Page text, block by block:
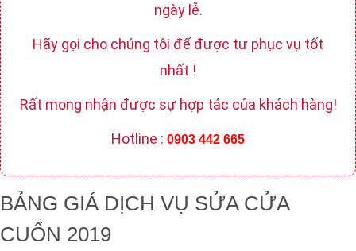
ngày lễ.
Hãy gọi cho chúng tôi để được tư phục vụ tốt
nhất !
Rất mong nhận được sự hợp tác của khách hàng!
Hotline : 0903 442 665
BẢNG GIÁ DỊCH VỤ SỬA CỬA
CUỐN 2019